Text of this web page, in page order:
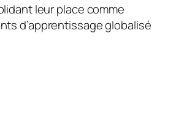
leur place comme
d’apprentissage globalisé